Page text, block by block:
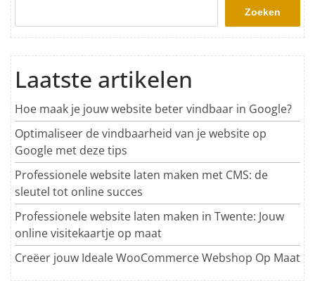
Zoeken
Laatste artikelen
Hoe maak je jouw website beter vindbaar in Google?
Optimaliseer de vindbaarheid van je website op
Google met deze tips
Professionele website laten maken met CMS: de
sleutel tot online succes
Professionele website laten maken in Twente: Jouw
online visitekaartje op maat
Creëer jouw Ideale WooCommerce Webshop Op Maat